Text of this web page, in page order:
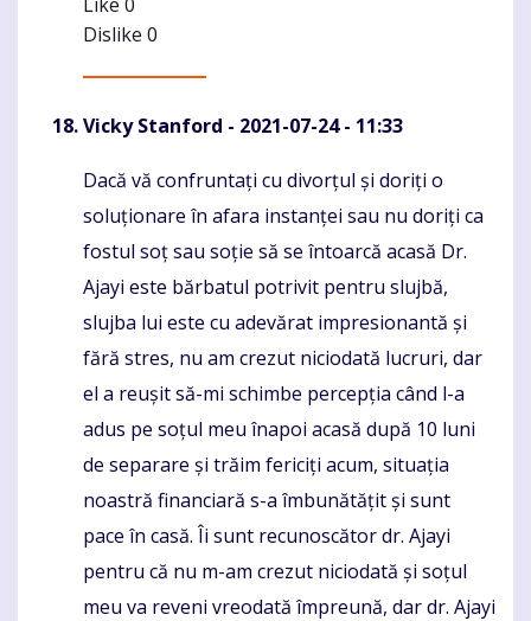
Dislike 0
Vicky Stanford - 2021-07-24 - 11:33
Komentaras
Dacă vă confruntați cu divorțul și doriți o
soluționare în afara instanței sau nu doriți ca
fostul soț sau soție să se întoarcă acasă Dr.
Ajayi este bărbatul potrivit pentru slujbă,
slujba lui este cu adevărat impresionantă și
fără stres, nu am crezut niciodată lucruri, dar
el a reușit să-mi schimbe percepția când l-a
adus pe soțul meu înapoi acasă după 10 luni
de separare și trăim fericiți acum, situația
noastră financiară s-a îmbunătățit și sunt
pace în casă. Îi sunt recunoscător dr. Ajayi
pentru că nu m-am crezut niciodată și soțul
meu va reveni vreodată împreună, dar dr. Ajayi